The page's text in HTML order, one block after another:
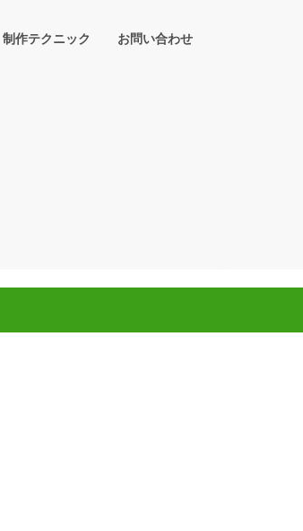
制作テクニック お問い合わせ